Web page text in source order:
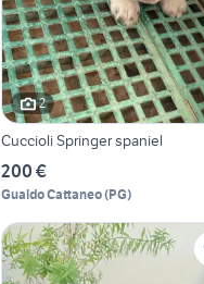
2
Cuccioli Springer spaniel
200 €
Gualdo Cattaneo(PG)